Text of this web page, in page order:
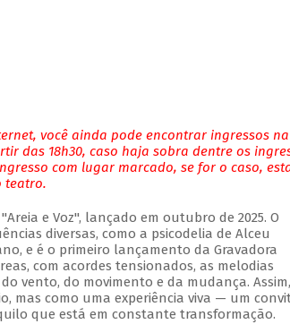
você ainda pode encontrar ingressos na
das 18h30, caso haja sobra dentre os
com lugar marcado, se for o caso,
teatro.
e Voz", lançado em outubro de 2025. O
diversas, como a psicodelia de Alceu
e é o primeiro lançamento da Gravadora
com acordes tensionados, as melodias
vento, do movimento e da mudança. Assim,
mas como uma experiência viva — um
que está em constante transformação.